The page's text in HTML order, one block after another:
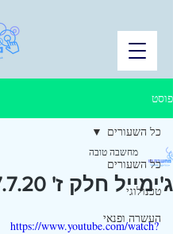
פוסט
כל השעורים
טכנולוגי
העשרה ופנאי
כל השעורים
ג'ימייל חלק ז' 7.7.20
מחשבה טובה
https://www.youtube.com/watch?